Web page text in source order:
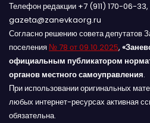
Телефон редакции +7 (911) 170-06-33,
gazeta@zanevkaorg.ru
Согласно решению совета депутатов
поселения № 78 от 09.10.2025,
официальным публикатором
органов местного самоуправления.
При использовании оригинальных
любых интернет-ресурсах активная
обязательна.